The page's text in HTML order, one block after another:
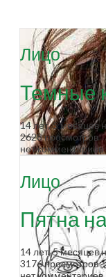
Лицо
Темные
14 лет, 5 месяцев
2628 просмотров
нет комментариев
Лицо
Пятна
14 лет, 5 месяцев
3176 просмотров